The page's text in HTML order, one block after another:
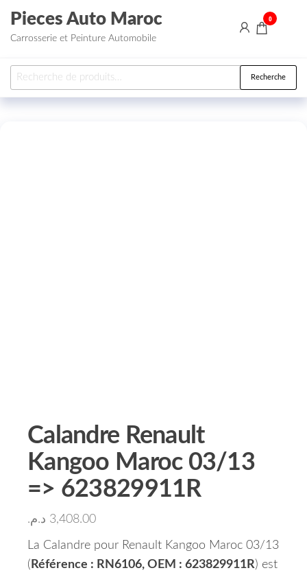
Aller au contenu
Pieces Auto Maroc
Carrosserie et Peinture Automobile
0
Recherche pour : Recherche
Calandre Renault
Kangoo Maroc 03/13
=> 623829911R
3,408.00 د.م.
La Calandre pour Renault Kangoo Maroc 03/13
( Référence : RN6106, OEM : 623829911R) est